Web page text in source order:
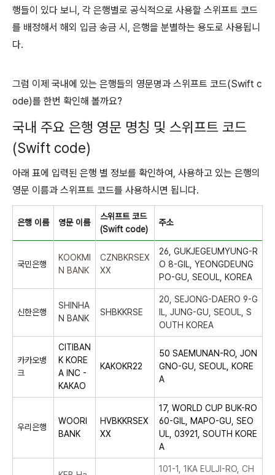
행들이 있다 보니, 각 은행별로 공식적으로 사용할 스위프트 코드
를 배정해서 해외 입금 송금 시, 은행을 분별하는 용도로 사용됩니
다.
그럼 이제 국내에 있는 은행들의 영문명과 스위프트 코드(Swift c
ode)를 한번 확인해 볼까요?
국내 주요 은행 영문 명칭 및 스위프트 코드
(Swift code)
아래 표에 입력된 은행 별 정보를 확인하여, 사용하고 있는 은행의
영문 이름과 스위프트 코드를 사용하시면 됩니다.
은행 이름 영문 이름
스위프트 코드
(Swift code)
주소
국민은행
KOOKMI
N BANK
CZNBKRSEX
XX
26, GUKJEGEUMYUNG-R
O 8-GIL, YEONGDEUNG
PO-GU, SEOUL, KOREA
신한은행
SHINHA
N BANK
SHBKKRSE
20, SEJONG-DAERO 9-G
IL, JUNG-GU, SEOUL, S
OUTH KOREA
카카오뱅
크
CITIBAN
K KORE
A INC -
KAKAO
KAKOKR22
50 SAEMUNAN-RO, JON
GNO-GU, SEOUL, KORE
A
우리은행
WOORI
BANK
HVBKKRSEX
XX
17, WORLD CUP BUK-RO
60-GIL, MAPO-GU, SEO
UL, 03921, SOUTH KORE
A
101-1, 1KA EULJI-RO, CH